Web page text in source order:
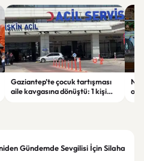
Gaziantep’te çocuk tartışması
aile kavgasına dönüştü: 1 kişi
Gündemde Sevgilisi İçin Silaha